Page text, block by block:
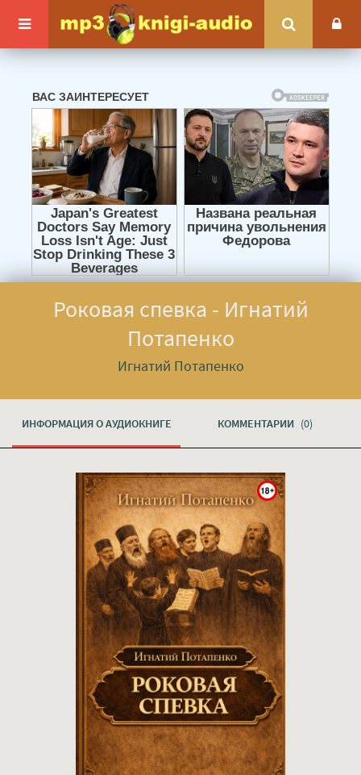
Роковая спевка - Игнатий
Потапенко
Игнатий Потапенко
ИНФОРМАЦИЯ О АУДИОКНИГЕ КОММЕНТАРИИ (0)